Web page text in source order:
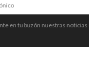
en tu buzón nuestras noticias